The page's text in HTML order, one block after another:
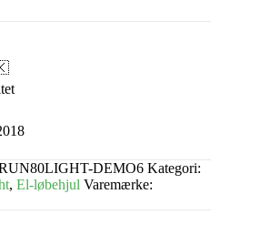
DEMO6 Kategori:
, El-løbehjul Varemærke: